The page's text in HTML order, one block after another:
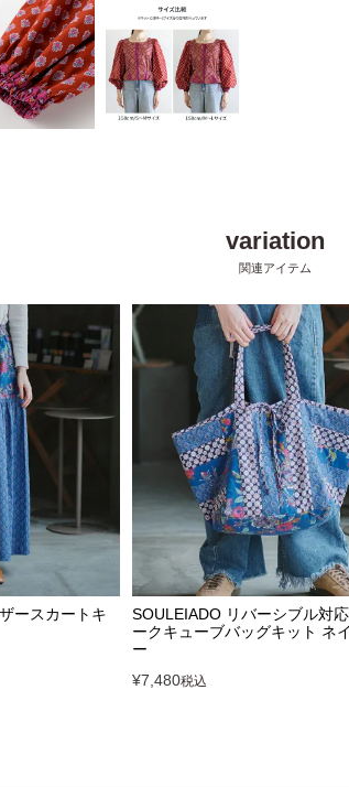
ースカートキ
SOULEIADO リバーシブル対
ークキューブバッグキット ネ
ー
¥7,480税込